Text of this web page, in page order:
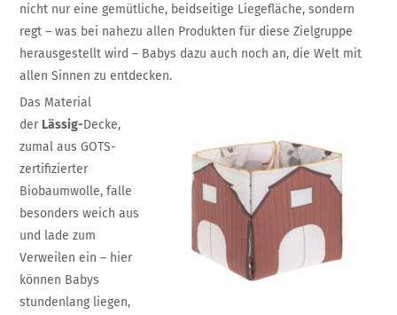
nicht nur eine gemütliche, beidseitige Liegefläche, sondern
regt – was bei nahezu allen Produkten für diese Zielgruppe
herausgestellt wird – Babys dazu auch noch an, die Welt mit
allen Sinnen zu entdecken.
Das Material
der Lässig-Decke,
zumal aus GOTS-
zertifizierter
Biobaumwolle, falle
besonders weich aus
und lade zum
Verweilen ein – hier
können Babys
stundenlang liegen,